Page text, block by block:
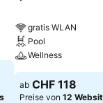
gratis WLAN
Pool
Wellness
ab CHF 118
Preise von 12